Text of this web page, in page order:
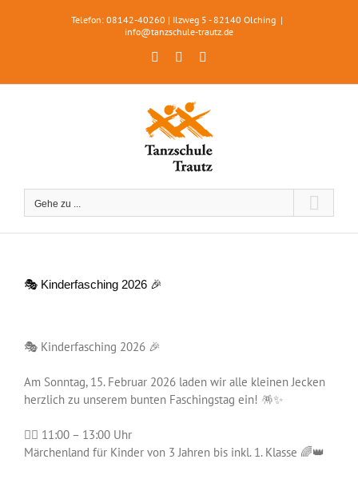
Telefon: 08142-40260 | Ilzweg 5 - 82140 Olching |
info@tanzschule-trautz.de
FacebookInstagram
Gehe zu ...
🎭 Kinderfasching 2026 🎉
grösseres
Bild
🎭 Kinderfasching 2026 🎉
Am Sonntag, 15. Februar 2026 laden wir alle kleinen Jecken
herzlich zu unserem bunten Faschingstag ein! 🪅✨
🧚‍♀️ 11:00 – 13:00 Uhr
Märchenland für Kinder von 3 Jahren bis inkl. 1. Klasse 🌈👑